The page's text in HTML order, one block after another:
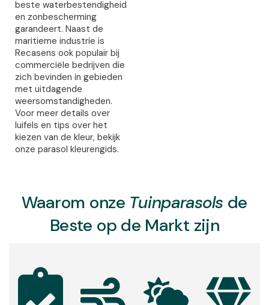
beste waterbestendigheid
en zonbescherming
garandeert. Naast de
maritieme industrie is
Recasens ook populair bij
commerciële bedrijven die
zich bevinden in gebieden
met uitdagende
weersomstandigheden.
Voor meer details over
luifels en tips over het
kiezen van de kleur, bekijk
onze parasol kleurengids.
Waarom onze Tuinparasols de
Beste op de Markt zijn